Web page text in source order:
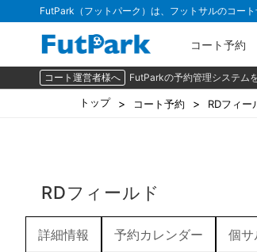
FutPark（フットパーク）は、フットサルのコー
コート予約
コート運営者様へ FutParkの予約管理システム
トップ コート予約 RDフィー
RDフィールド
詳細情報 予約カレンダー 個サ